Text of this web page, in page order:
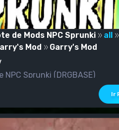
de Mods NPC Sprunki
all
Mod
Garry's Mod
NPC Sprunki (DRGBASE)
Ir